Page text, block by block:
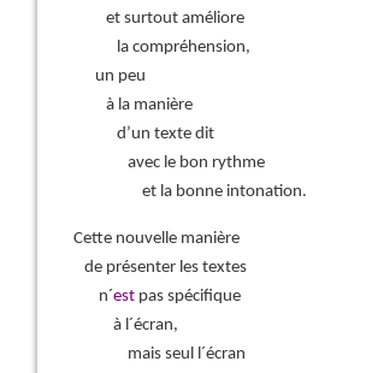
et surtout améliore
la compréhension,
un peu
à la manière
d’un texte dit
avec le bon rythme
et la bonne intonation.
Cette nouvelle manière
de présenter les textes
n´est pas spécifique
à l´écran,
mais seul l´écran